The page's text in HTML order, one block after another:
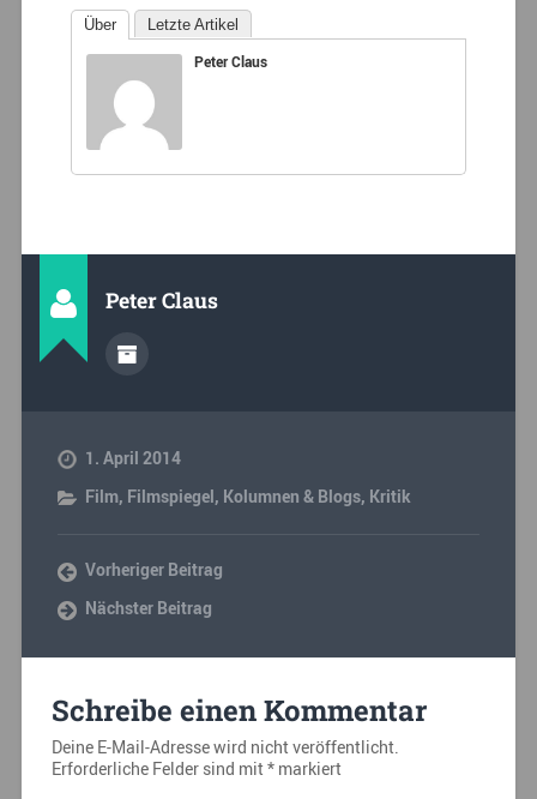
Über Letzte Artikel
Peter Claus
Peter Claus
1. April 2014
Film, Filmspiegel, Kolumnen & Blogs, Kritik
Vorheriger Beitrag
Nächster Beitrag
Schreibe einen Kommentar
Deine E-Mail-Adresse wird nicht veröffentlicht.
Erforderliche Felder sind mit*markiert